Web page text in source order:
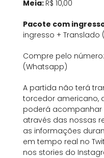
Meia: R$ 10,00
Pacote com
ingresso +
Compre pelo
(Whatsapp)
A partida não terá
torcedor americano,
poderá acompanhar
através das nossas
as informações
em tempo real no
nos stories do